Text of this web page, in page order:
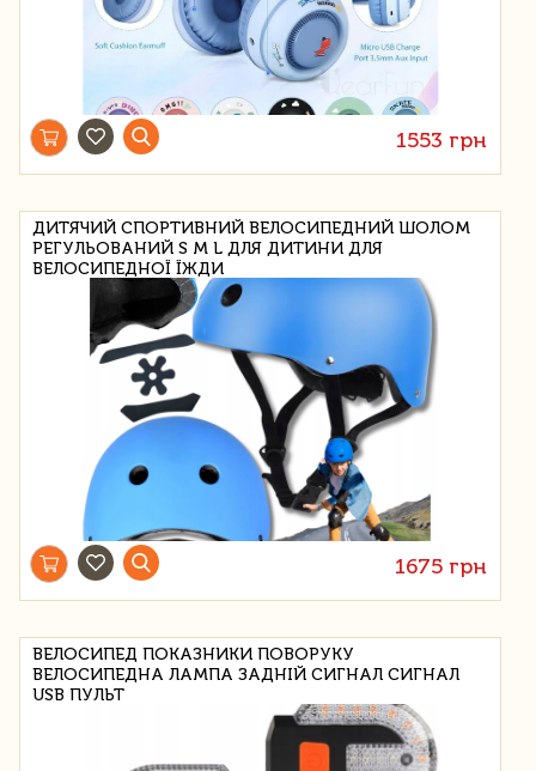
1553 грн
ДИТЯЧИЙ СПОРТИВНИЙ ВЕЛОСИПЕДНИЙ ШОЛОМ
РЕГУЛЬОВАНИЙ S M L ДЛЯ ДИТИНИ ДЛЯ
ВЕЛОСИПЕДНОЇ ЇЖДИ
1675 грн
ВЕЛОСИПЕД ПОКАЗНИКИ ПОВОРУКУ
ВЕЛОСИПЕДНА ЛАМПА ЗАДНІЙ СИГНАЛ СИГНАЛ
USB ПУЛЬТ